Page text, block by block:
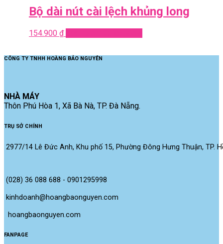
Bộ dài nút cài lệch khủng long
154.900 ₫
CÔNG TY TNHH HOÀNG BẢO NGUYÊN
NHÀ MÁY
Thôn Phú Hòa 1, Xã Bà Nà, TP. Đà Nẵng.
TRỤ SỞ CHÍNH
2977/14 Lê Đức Anh, Khu phố 15, Phường Đông Hưng Thuận, TP.
(028) 36 088 688 - 0901295998
kinhdoanh@hoangbaonguyen.com
hoangbaonguyen.com
FANPAGE